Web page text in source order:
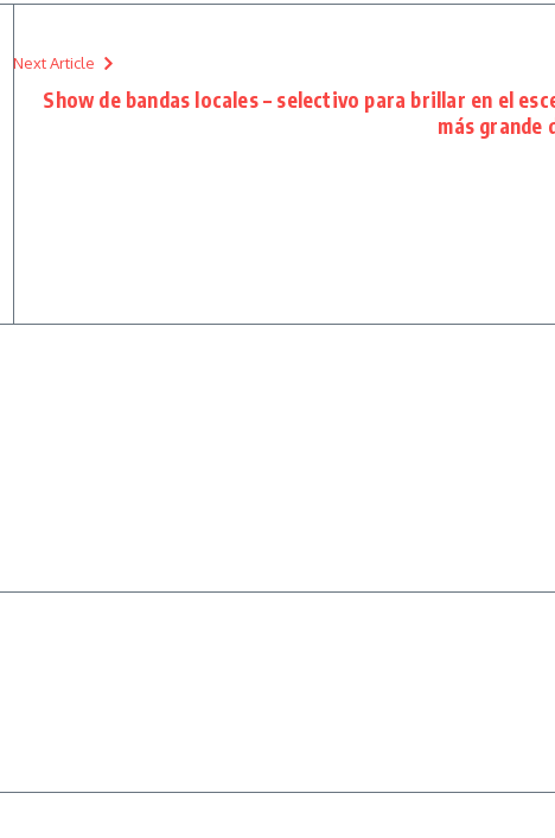
Next Article
Show de bandas locales – selectivo para brillar en el
más grande